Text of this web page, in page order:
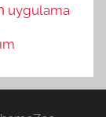
uygulama